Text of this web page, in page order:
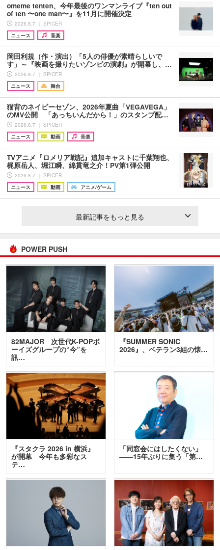
omeme tenten、今年最後のワンマンライブ『ten out
of ten 〜one man〜』を11月に開催決定
2026.8.7 ｜ SPICER
ニュース
音楽
岡田利規（作・演出）「5人の俳優が素晴らしいで
す」～『映画を撮りたいゾンビの演劇』が開幕し、…
2026.8.7 ｜ SPICER
ニュース
舞台
猫背のネイビーセゾン、2026年夏曲「VEGAVEGA」
のMV公開 「あっちいんだから！」のスタンプ配…
2026.8.7 ｜ SPICER
ニュース
動画 音楽
TVアニメ『ロメリア戦記』追加キャストに千葉翔也、
梶原岳人、堀江瞬、綿貫竜之介！PV第1弾公開
2026.8.7 ｜ SPICER
ニュース
動画 アニメ/ゲーム
最新記事をもっと見る
POWER PUSH
82MAJOR 次世代K-POPボ
ーイズグループの“今”を
訊…
『SUMMER SONIC
2026』、ベテラン3組の懐…
『スタクラ 2026 in 横浜』
が開幕 今年も多彩なス
テ…
「同窓会にはしたくない」
――15年ぶりに集う「第…